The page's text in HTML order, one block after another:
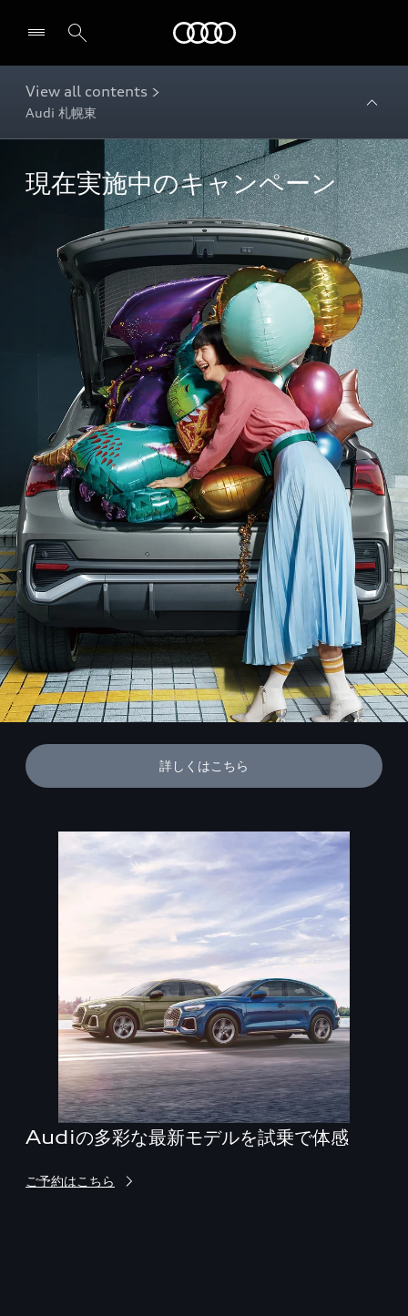
View all contents >
Audi 札幌東
現在実施中のキャンペーン
詳しくはこちら
Audiの多彩な最新モデルを試乗で体感
ご予約はこちら